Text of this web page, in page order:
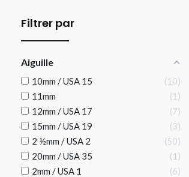
Filtrer par
Aiguille
10mm / USA 15
10
11mm
1
12mm / USA 17
7
15mm / USA 19
3
2 ½mm / USA 2
50
20mm / USA 35
1
2mm / USA 1
6